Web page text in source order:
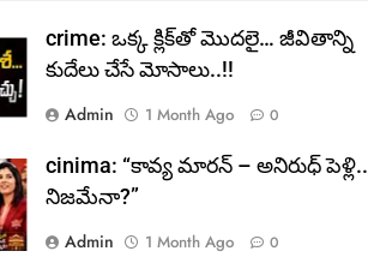
crime: ఒక్క క్లిక్‌తో మొదలై… జీవితాన్ని
కుదేలు చేసే మోసాలు..!!
Admin
1 Month Ago 0
cinima: “కావ్య మారన్ – అనిరుధ్ పెళ్లి..
నిజమేనా?”
Admin
1 Month Ago 0